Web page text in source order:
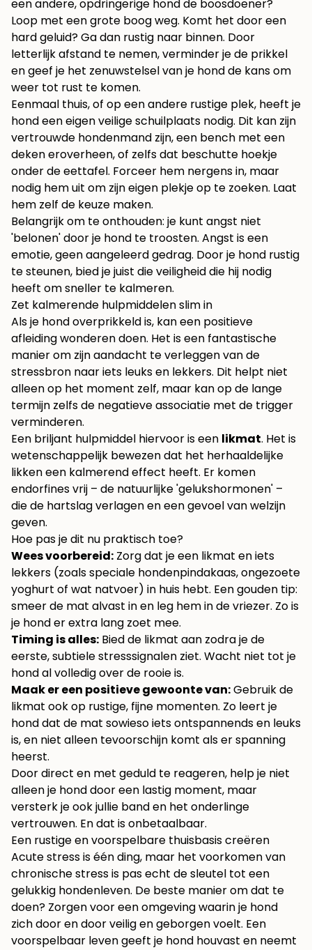
een andere, opdringerige hond de boosdoener?
Loop met een grote boog weg. Komt het door een
hard geluid? Ga dan rustig naar binnen. Door
letterlijk afstand te nemen, verminder je de prikkel
en geef je het zenuwstelsel van je hond de kans om
weer tot rust te komen.
Eenmaal thuis, of op een andere rustige plek, heeft je
hond een eigen veilige schuilplaats nodig. Dit kan zijn
vertrouwde hondenmand zijn, een bench met een
deken eroverheen, of zelfs dat beschutte hoekje
onder de eettafel. Forceer hem nergens in, maar
nodig hem uit om zijn eigen plekje op te zoeken. Laat
hem zelf de keuze maken.
Belangrijk om te onthouden: je kunt angst niet
'belonen' door je hond te troosten. Angst is een
emotie, geen aangeleerd gedrag. Door je hond rustig
te steunen, bied je juist die veiligheid die hij nodig
heeft om sneller te kalmeren.
Zet kalmerende hulpmiddelen slim in
Als je hond overprikkeld is, kan een positieve
afleiding wonderen doen. Het is een fantastische
manier om zijn aandacht te verleggen van de
stressbron naar iets leuks en lekkers. Dit helpt niet
alleen op het moment zelf, maar kan op de lange
termijn zelfs de negatieve associatie met de trigger
verminderen.
Een briljant hulpmiddel hiervoor is een likmat. Het is
wetenschappelijk bewezen dat het herhaaldelijke
likken een kalmerend effect heeft. Er komen
endorfines vrij – de natuurlijke 'gelukshormonen' –
die de hartslag verlagen en een gevoel van welzijn
geven.
Hoe pas je dit nu praktisch toe?
Wees voorbereid: Zorg dat je een likmat en iets
lekkers (zoals speciale hondenpindakaas, ongezoete
yoghurt of wat natvoer) in huis hebt. Een gouden tip:
smeer de mat alvast in en leg hem in de vriezer. Zo is
je hond er extra lang zoet mee.
Timing is alles: Bied de likmat aan zodra je de
eerste, subtiele stresssignalen ziet. Wacht niet tot je
hond al volledig over de rooie is.
Maak er een positieve gewoonte van:Gebruik de
likmat ook op rustige, fijne momenten. Zo leert je
hond dat de mat sowieso iets ontspannends en leuks
is, en niet alleen tevoorschijn komt als er spanning
heerst.
Door direct en met geduld te reageren, help je niet
alleen je hond door een lastig moment, maar
versterk je ook jullie band en het onderlinge
vertrouwen. En dat is onbetaalbaar.
Een rustige en voorspelbare thuisbasis creëren
Acute stress is één ding, maar het voorkomen van
chronische stress is pas echt de sleutel tot een
gelukkig hondenleven. De beste manier om dat te
doen? Zorgen voor een omgeving waarin je hond
zich door en door veilig en geborgen voelt. Een
voorspelbaar leven geeft je hond houvast en neemt